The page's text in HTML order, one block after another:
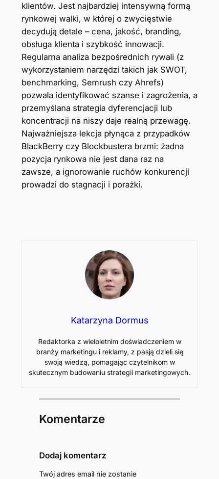
klientów. Jest najbardziej intensywną formą
rynkowej walki, w której o zwycięstwie
decydują detale – cena, jakość, branding,
obsługa klienta i szybkość innowacji.
Regularna analiza bezpośrednich rywali (z
wykorzystaniem narzędzi takich jak SWOT,
benchmarking, Semrush czy Ahrefs)
pozwala identyfikować szanse i zagrożenia, a
przemyślana strategia dyferencjacji lub
koncentracji na niszy daje realną przewagę.
Najważniejsza lekcja płynąca z przypadków
BlackBerry czy Blockbustera brzmi: żadna
pozycja rynkowa nie jest dana raz na
zawsze, a ignorowanie ruchów konkurencji
prowadzi do stagnacji i porażki.
Katarzyna Dormus
Redaktorka z wieloletnim doświadczeniem w
branży marketingu i reklamy, z pasją dzieli się
swoją wiedzą, pomagając czytelnikom w
skutecznym budowaniu strategii marketingowych.
Komentarze
Dodaj komentarz
Twój adres email nie zostanie